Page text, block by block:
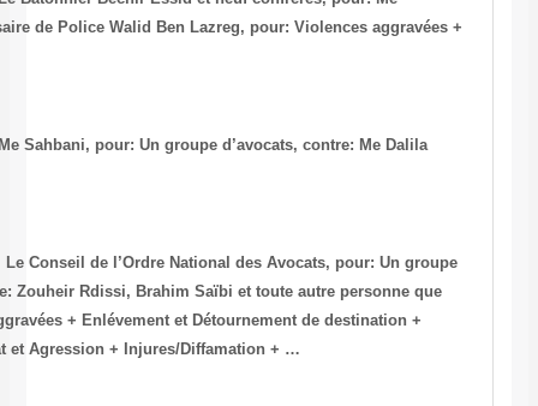
Abderraouf Ayadi, contre: Le Commissaire de Police Walid Ben
-Tunis, le 23/6/2002, N°: 2002/7038967, Me Sahbani, pour: Un groupe
-Tunis, le 26/12/2002, N°: 2002/7061799, Le Conseil de l’Ordre
d’avocats, contre: Les Agents de Police: Zouheir Rdissi, Brahim
l’enquête dévoilera, pour: Violences aggravées + Enlévement et
Détention illégale + Entrave à magistrat et Agression + Injures/